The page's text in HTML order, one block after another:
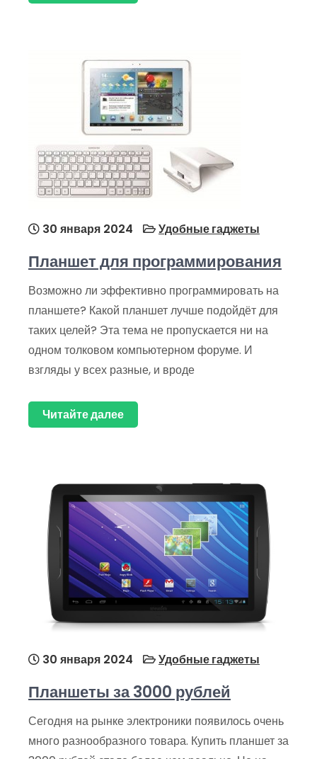
30 января 2024 Удобные гаджеты
Планшет для программирования
Возможно ли эффективно программировать на
планшете? Какой планшет лучше подойдёт для
таких целей? Эта тема не пропускается ни на
одном толковом компьютерном форуме. И
взгляды у всех разные, и вроде
Читайте далее
30 января 2024 Удобные гаджеты
Планшеты за 3000 рублей
Сегодня на рынке электроники появилось очень
много разнообразного товара. Купить планшет за